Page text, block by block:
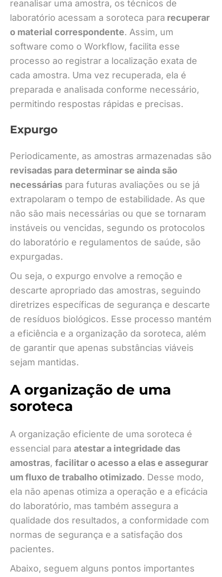
reanalisar uma amostra, os técnicos de
laboratório acessam a soroteca para recuperar
o material correspondente. Assim, um
software como o Workflow, facilita esse
processo ao registrar a localização exata de
cada amostra. Uma vez recuperada, ela é
preparada e analisada conforme necessário,
permitindo respostas rápidas e precisas.
Expurgo
Periodicamente, as amostras armazenadas são
revisadas para determinar se ainda são
necessárias para futuras avaliações ou se já
extrapolaram o tempo de estabilidade. As que
não são mais necessárias ou que se tornaram
instáveis ou vencidas, segundo os protocolos
do laboratório e regulamentos de saúde, são
expurgadas.
Ou seja, o expurgo envolve a remoção e
descarte apropriado das amostras, seguindo
diretrizes específicas de segurança e descarte
de resíduos biológicos. Esse processo mantém
a eficiência e a organização da soroteca, além
de garantir que apenas substâncias viáveis
sejam mantidas.
A organização de uma
soroteca
A organização eficiente de uma soroteca é
essencial para atestar a integridade das
amostras, facilitar o acesso a elas e assegurar
um fluxo de trabalho otimizado. Desse modo,
ela não apenas otimiza a operação e a eficácia
do laboratório, mas também assegura a
qualidade dos resultados, a conformidade com
normas de segurança e a satisfação dos
pacientes.
Abaixo, seguem alguns pontos importantes